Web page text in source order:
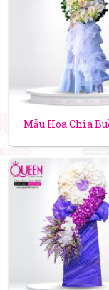
Mẫu Hoa Chia